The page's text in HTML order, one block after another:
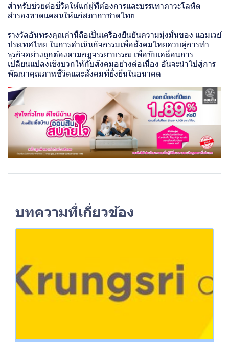
สำหรับช่วยต่อชีวิตให้แก่ผู้ที่ต้องการและบรรเทาภาวะโลหิต
สำรองขาดแคลนให้แก่สภากาชาดไทย
รางวัลอันทรงคุณค่านี้ถือเป็นเครื่องยืนยันความมุ่งมั่นของ แอมเวย์
ประเทศไทย ในการดำเนินกิจกรรมเพื่อสังคมไทยควบคู่การทำ
ธุรกิจอย่างถูกต้องตามกฎจรรยาบรรณ เพื่อขับเคลื่อนการ
เปลี่ยนแปลงเชิงบวกให้กับสังคมอย่างต่อเนื่อง อันจะนำไปสู่การ
พัฒนาคุณภาพชีวิตและสังคมที่ยั่งยืนในอนาคต
บทความที่เกี่ยวข้อง